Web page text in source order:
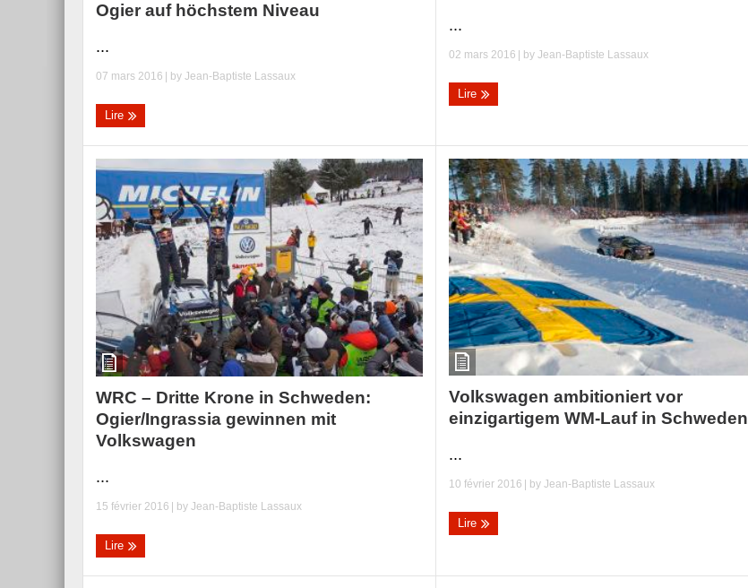
Ogier auf höchstem Niveau
...
07 mars 2016 | by Jean-Baptiste Lassaux
Lire
...
02 mars 2016 | byJean-Baptiste Lassaux
Lire
WRC – Dritte Krone in Schweden:
Ogier/Ingrassia gewinnen mit
Volkswagen
...
15 février 2016 | by Jean-Baptiste Lassaux
Lire
Volkswagen ambitioniert vor
einzigartigem WM-Lauf in Schweden
...
10 février 2016 | byJean-Baptiste Lassaux
Lire
Essai – Morgan Supersport